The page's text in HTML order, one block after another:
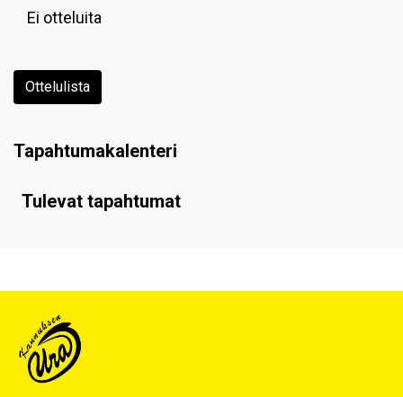
Ei otteluita
Ottelulista
Tapahtumakalenteri
Tulevat tapahtumat